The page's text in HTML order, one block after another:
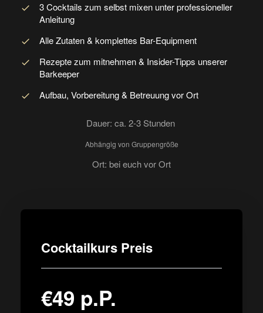
3 Cocktails zum selbst mixen unter professioneller
Anleitung
Alle Zutaten & komplettes Bar-Equipment
Rezepte zum mitnehmen & Insider-Tipps unserer
Barkeeper
Aufbau, Vorbereitung & Betreuung vor Ort
Dauer: ca. 2-3 Stunden
Abhängig von Gruppengröße
Ort: bei euch vor Ort
Cocktailkurs Preis
€49 p.P.